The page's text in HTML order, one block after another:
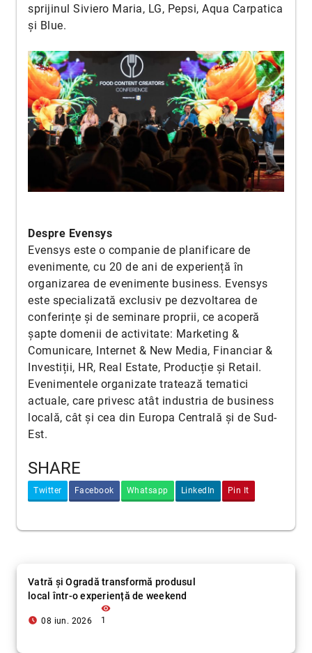
sprijinul Siviero Maria, LG, Pepsi, Aqua Carpatica
și Blue.
Despre Evensys
Evensys este o companie de planificare de
evenimente, cu 20 de ani de experiență în
organizarea de evenimente business. Evensys
este specializată exclusiv pe dezvoltarea de
conferințe și de seminare proprii, ce acoperă
șapte domenii de activitate: Marketing &
Comunicare, Internet & New Media, Financiar &
Investiții, HR, Real Estate, Producție și Retail.
Evenimentele organizate tratează tematici
actuale, care privesc atât industria de business
locală, cât și cea din Europa Centrală și de Sud-
Est.
SHARE
Twitter Facebook Whatsapp LinkedIn Pin It
Vatră și Ogradă transformă produsul
local într-o experiență de weekend
access_time_filled 08 iun. 2026
visibility
1